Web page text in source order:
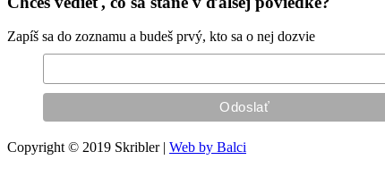
Zapíš sa do zoznamu a budeš prvý, kto sa o nej dozvie
Copyright © 2019 Skribler | Web by Balci